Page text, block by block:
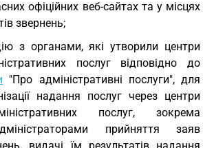
офіційних веб-сайтах та у місцях
звернень;
з органами, які утворили центри
послуг відповідно до
"Про адміністративні послуги", для
надання послуг через центри
послуг, зокрема
прийняття заяв